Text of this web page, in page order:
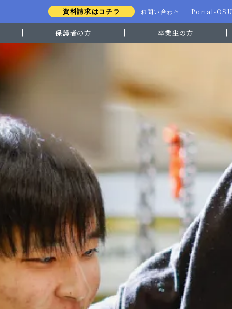
資料請求はコチラ お問い合わせ Portal-OSU
保護者の方 卒業生の方